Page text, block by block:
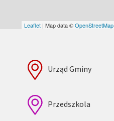
Leaflet | Map data ©OpenStreetMap
Urząd Gminy
Przedszkola